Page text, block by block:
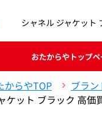
シャネル ジャケット
おたからやトップ
からやTOP ブラ
ケット ブラック 高価